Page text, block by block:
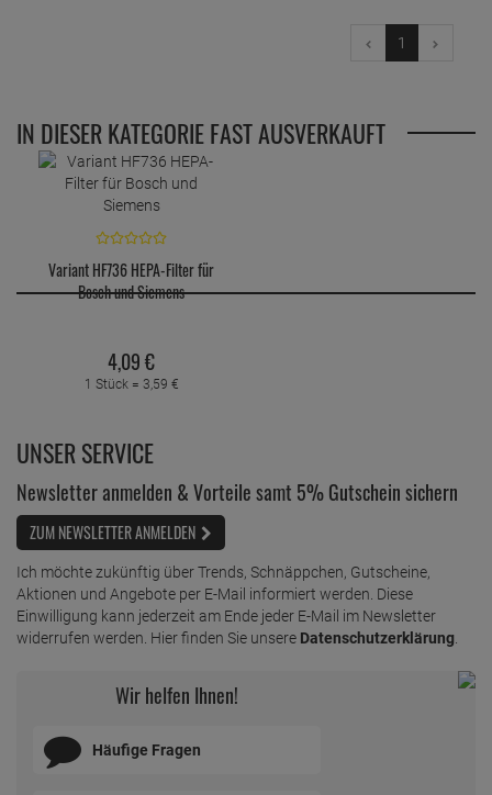
1
IN DIESER KATEGORIE FAST AUSVERKAUFT
Variant HF736 HEPA-Filter für
Bosch und Siemens
4,09€
1 Stück = 3,59 €
UNSER SERVICE
Newsletter anmelden & Vorteile samt 5% Gutschein sichern
ZUM NEWSLETTER ANMELDEN
Ich möchte zukünftig über Trends, Schnäppchen, Gutscheine,
Aktionen und Angebote per E-Mail informiert werden. Diese
Einwilligung kann jederzeit am Ende jeder E-Mail im Newsletter
widerrufen werden. Hier finden Sie unsere Datenschutzerklärung
Wir helfen Ihnen!
Häufige Fragen